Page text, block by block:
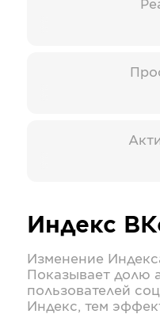
Индекс
Изменение
Показывает долю
пользователей
Индекс, тем